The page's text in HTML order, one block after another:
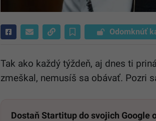
Odomknúť
Tak ako každý týždeň, aj dnes ti
zmeškal, nemusíš sa obávať. Pozri
Dostaň Startitup do svojich Google